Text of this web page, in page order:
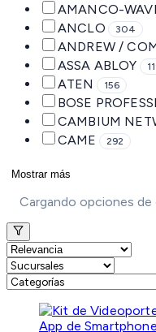
AMANCO-
ANCLO 304
ANDREW /
ASSA ABLOY
ATEN 156
BOSE
CAMBIUM
CAME 292
Mostrar más
Cargando opciones de